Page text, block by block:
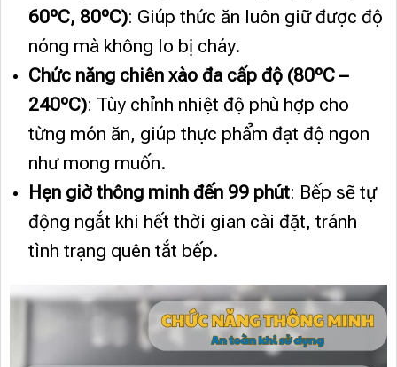
60ºC, 80ºC): Giúp thức ăn luôn giữ được độ
nóng mà không lo bị cháy.
Chức năng chiên xào đa cấp độ (80ºC –
240ºC): Tùy chỉnh nhiệt độ phù hợp cho
từng món ăn, giúp thực phẩm đạt độ ngon
như mong muốn.
Hẹn giờ thông minh đến 99 phút: Bếp sẽ tự
động ngắt khi hết thời gian cài đặt, tránh
tình trạng quên tắt bếp.